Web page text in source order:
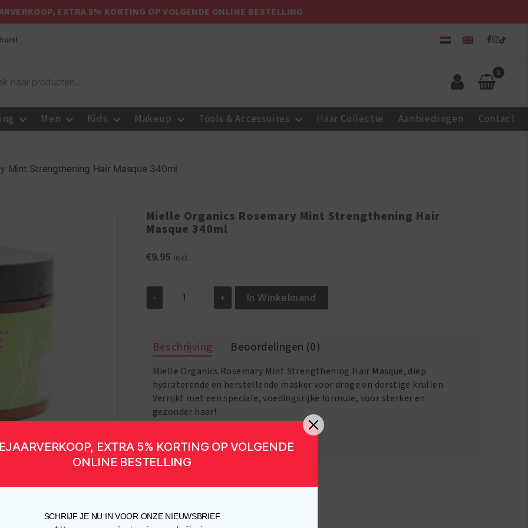
EXTRA 5% KORTING OP VOLGENDE ONLINE BESTELLING
0
Men Kids Makeup Tools & Accessoires Haar Collectie Aanbiedingen Contact
Mint Strengthening Hair Masque 340ml
Mielle Organics Rosemary Mint Strengthening Hair
Masque 340ml
€9.95 incl.
Strengthening
Masque
340ml
aantal
- + In Winkelmand
Beschrijving Beoordelingen (0)
Mielle Organics Rosemary Mint Strengthening Hair Masque, diep
hydraterende en herstellende masker voor droge en dorstige krullen.
Verrijkt met een speciale, voedingsrijke formule, voor sterker en
gezonder haar!
EXTRA 5% KORTING OP VOLGENDE
ONLINE BESTELLING
SCHRIJF JE NU IN VOOR ONZE NIEUWSBRIEF